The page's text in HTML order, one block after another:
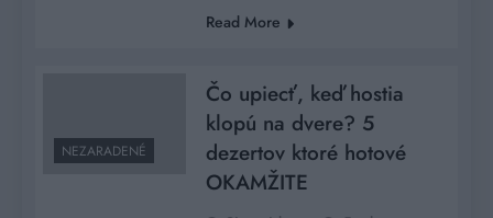
Read More
NEZARADENÉ
Čo upiecť, keď hostia
klopú na dvere? 5
dezertov ktoré hotové
OKAMŽITE